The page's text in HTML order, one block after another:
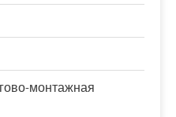
монтажная